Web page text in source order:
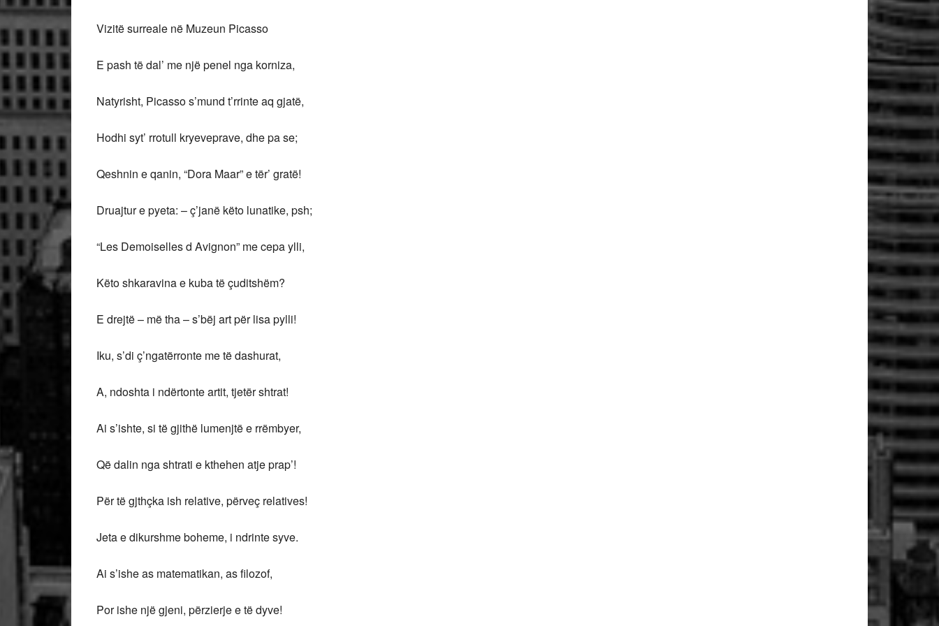
Vizitë surreale në Muzeun Picasso
E pash të dal’ me një penel nga korniza,
Natyrisht, Picasso s’mund t’rrinte aq gjatë,
Hodhi syt’ rrotull kryeveprave, dhe pa se;
Qeshnin e qanin, “Dora Maar” e tër’ gratë!
Druajtur e pyeta: – ç’janë këto lunatike, psh;
“Les Demoiselles d Avignon” me cepa ylli,
Këto shkaravina e kuba të çuditshëm?
E drejtë – më tha – s’bëj art për lisa pylli!
Iku, s’di ç’ngatërronte me të dashurat,
A, ndoshta i ndërtonte artit, tjetër shtrat!
Ai s’ishte, si të gjithë lumenjtë e rrëmbyer,
Që dalin nga shtrati e kthehen atje prap’!
Për të gjthçka ish relative, përveç relatives!
Jeta e dikurshme boheme, i ndrinte syve.
Ai s’ishe as matematikan, as filozof,
Por ishe një gjeni, përzierje e të dyve!